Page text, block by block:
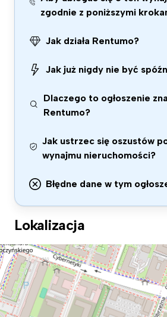
zgodnie z poniższymi
Jak działa Rentumo?
Jak już nigdy nie być
Dlaczego to ogłoszenie
Rentumo?
Jak ustrzec się oszustów
wynajmu nieruchomości?
Błędne dane w tym
Lokalizacja